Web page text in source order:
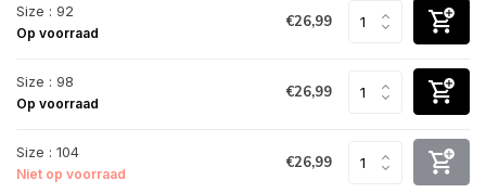
Size : 92
Op voorraad
€26,99
Size : 98
Op voorraad
€26,99
Size : 104
Niet op voorraad
€26,99